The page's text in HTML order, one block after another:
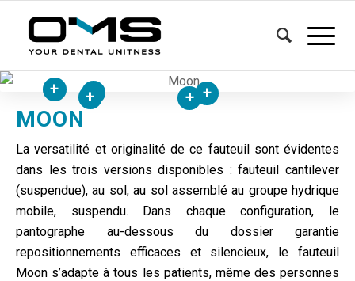
+
+ +
+
+
MOON
La versatilité et originalité de ce fauteuil sont évidentes
dans les trois versions disponibles : fauteuil cantilever
(suspendue), au sol, au sol assemblé au groupe hydrique
mobile, suspendu. Dans chaque configuration, le
pantographe au-dessous du dossier garantie
repositionnements efficaces et silencieux, le fauteuil
Moon s’adapte à tous les patients, même des personnes